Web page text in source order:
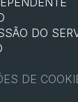
DO
DE